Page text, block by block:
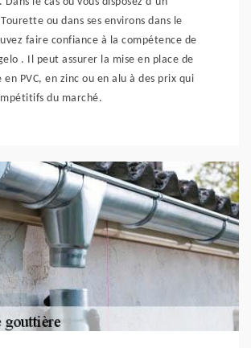
ou dans ses environs dans le
faire confiance à la compétence de
. Il peut assurer la mise en place de
PVC, en zinc ou en alu à des prix qui
du marché.